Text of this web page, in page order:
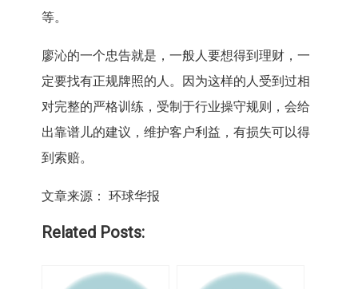
等。
廖沁的一个忠告就是，一般人要想得到理财，一
定要找有正规牌照的人。因为这样的人受到过相
对完整的严格训练，受制于行业操守规则，会给
出靠谱儿的建议，维护客户利益，有损失可以得
到索赔。
文章来源： 环球华报
Related Posts: